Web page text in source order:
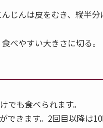
じんは皮をむき、縦半分
べやすい大きさに切る。
でも食べられます。
できます。2回目以降は